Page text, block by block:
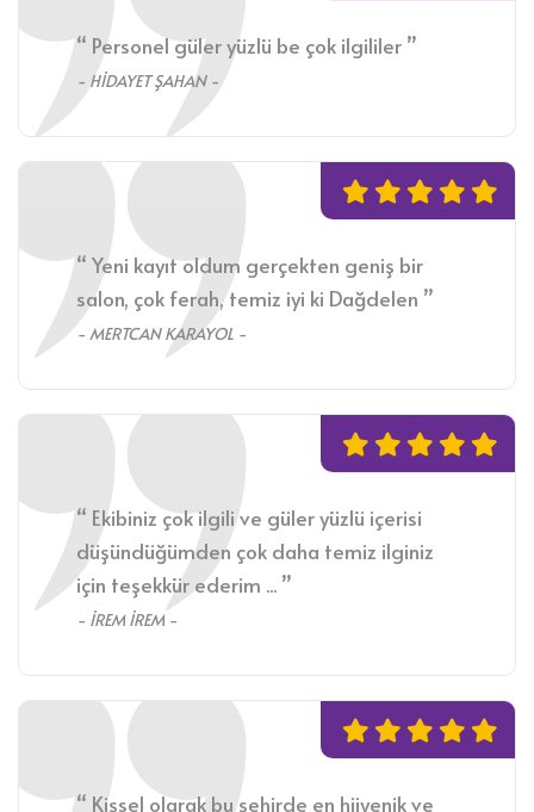
“ Personel güler yüzlü be çok ilgililer ”
- HİDAYET ŞAHAN -
“ Yeni kayıt oldum gerçekten geniş bir
salon, çok ferah, temiz iyi ki Dağdelen ”
- MERTCAN KARAYOL -
“ Ekibiniz çok ilgili ve güler yüzlü içerisi
düşündüğümden çok daha temiz ilginiz
için teşekkür ederim ... ”
- İREM İREM -
“ Kişsel olarak bu şehirde en hijyenik ve